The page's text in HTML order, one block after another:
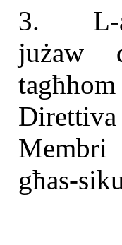
3. L-
jużaw
Membri
għas-